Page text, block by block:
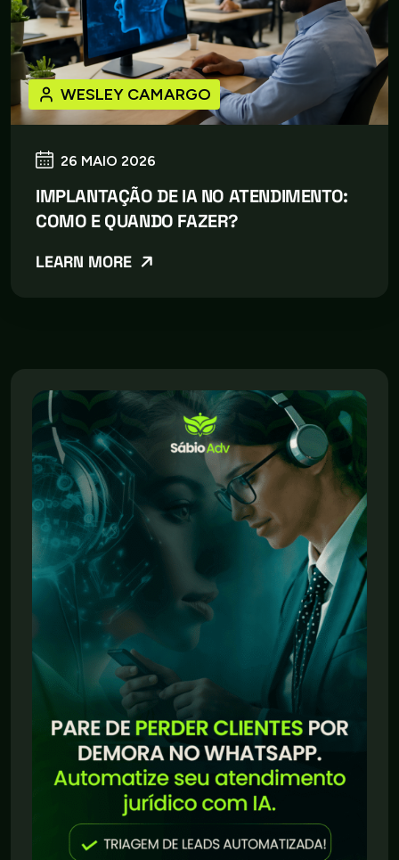
26 MAIO 2026
WESLEY CAMARGO
IMPLANTAÇÃO DE IA NO ATENDIMENTO:
COMO E QUANDO FAZER?
LEARN MORE